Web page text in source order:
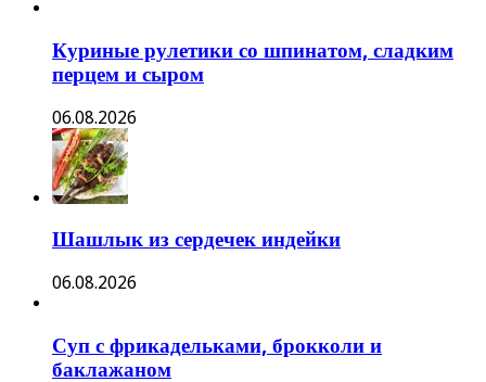
Куриные рулетики со шпинатом, сладким
перцем и сыром
06.08.2026
Шашлык из сердечек индейки
06.08.2026
Суп с фрикадельками, брокколи и
баклажаном